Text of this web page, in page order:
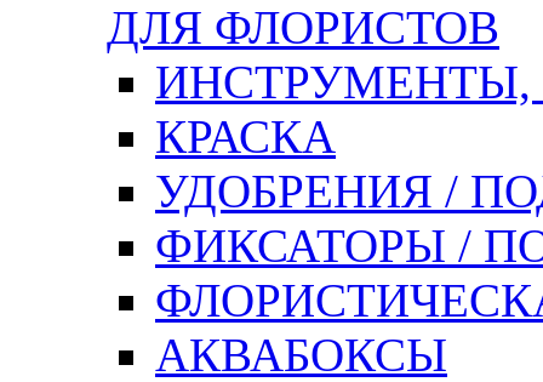
ДЛЯ ФЛОРИСТОВ
ИНСТРУМЕНТЫ,
КРАСКА
УДОБРЕНИЯ /
ФИКСАТОРЫ /
АКВАБОКСЫ